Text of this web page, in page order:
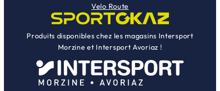
Velo Route
Produits disponibles chez les magasins Intersport
Morzine et Intersport Avoriaz !